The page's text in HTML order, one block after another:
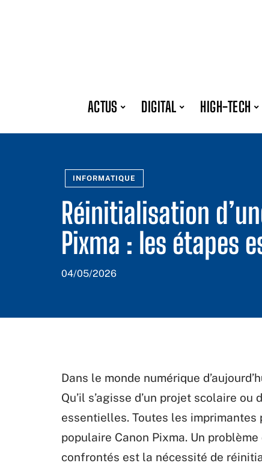
ACTUS DIGITAL HIGH-TECH
INFORMATIQUE
Réinitialisation
Pixma : les étapes
04/05/2026
Dans le monde numérique
Qu’il s’agisse d’un projet scolaire
essentielles. Toutes les
populaire Canon Pixma. Un
confrontés est la nécessité de